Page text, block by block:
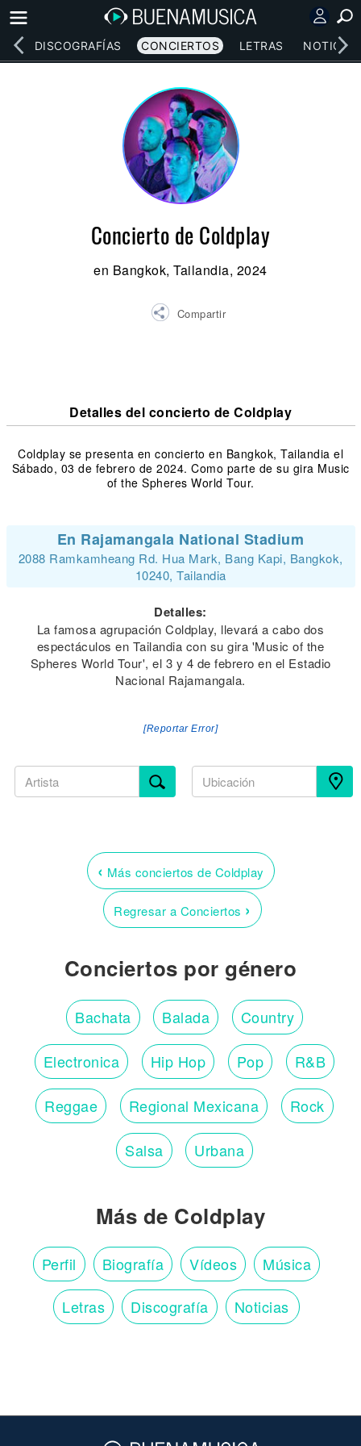
DISCOGRAFÍAS CONCIERTOS LETRAS NOTICIAS
Concierto de Coldplay
en Bangkok, Tailandia, 2024
Compartir
Detalles del concierto de Coldplay
Coldplay se presenta en concierto en Bangkok, Tailandia el
Sábado, 03 de febrero de 2024. Como parte de su gira Music
of the Spheres World Tour.
En Rajamangala National Stadium
2088 Ramkamheang Rd. Hua Mark, Bang Kapi, Bangkok,
10240, Tailandia
Detalles:
La famosa agrupación Coldplay, llevará a cabo dos
espectáculos en Tailandia con su gira 'Music of the
Spheres World Tour', el 3 y 4 de febrero en el Estadio
Nacional Rajamangala.
[Reportar Error]
‹ Más conciertos de Coldplay
Regresar a Conciertos ›
Conciertos por género
Bachata Balada Country
Electronica Hip Hop Pop R&B
Reggae Regional Mexicana Rock
Salsa Urbana
Más de Coldplay
Perfil Biografía Vídeos Música
Letras Discografía Noticias